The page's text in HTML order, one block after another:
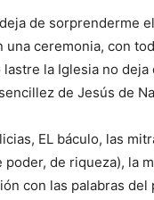
de sorprenderme
una ceremonia, con
la Iglesia no
de Jesús de
EL báculo, las
de riqueza), la
con las palabras del